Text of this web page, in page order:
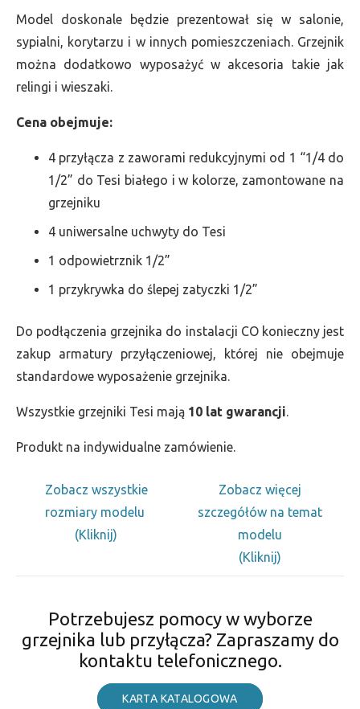
Model doskonale będzie prezentował się w salonie,
sypialni, korytarzu i w innych pomieszczeniach. Grzejnik
można dodatkowo wyposażyć w akcesoria takie jak
relingi i wieszaki.
Cena obejmuje:
4 przyłącza z zaworami redukcyjnymi od 1 “1/4 do
1/2” do Tesi białego i w kolorze, zamontowane na
grzejniku
4 uniwersalne uchwyty do Tesi
1 odpowietrznik 1/2”
1 przykrywka do ślepej zatyczki 1/2”
Do podłączenia grzejnika do instalacji CO konieczny jest
zakup armatury przyłączeniowej, której nie obejmuje
standardowe wyposażenie grzejnika.
Wszystkie grzejniki Tesi mają 10 lat gwarancji.
Produkt na indywidualne zamówienie.
Zobacz wszystkie
rozmiary modelu
(Kliknij)
Zobacz więcej
szczegółów na temat
modelu
(Kliknij)
Potrzebujesz pomocy w wyborze
grzejnika lub przyłącza? Zapraszamy do
kontaktu telefonicznego.
KARTA KATALOGOWA